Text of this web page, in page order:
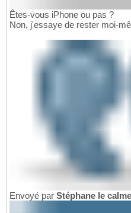
Êtes-vous iPhone ou pas ?
Non, j'essaye de rester moi-
Envoyé par Stéphane le calme